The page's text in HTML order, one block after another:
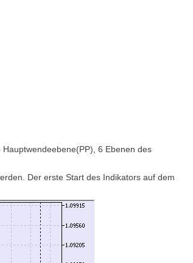
6 Ebenen des
Der erste Start des Indikators auf dem